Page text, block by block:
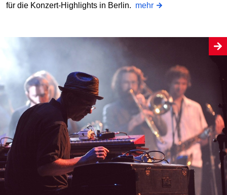
für die Konzert-Highlights in Berlin. mehr